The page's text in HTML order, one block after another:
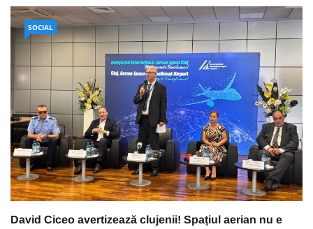
SOCIAL
David Ciceo avertizează clujenii! Spațiul aerian nu e